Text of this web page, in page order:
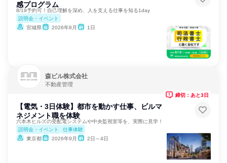
感プログラム
8/19予約可！自己理解を深め、人を支える仕事を知る1day
説明会・イベント
宮城県
2026年8月 1日
森ビル株式会社
不動産管理
【電気・3日体験】都市を動かす仕事、ビルマ
ネジメント職を体験
六本木ヒルズの受配電システムや中央監視室等を、実際に見学！
説明会・イベント
仕事体験
東京都
2026年9月 2日～4日
締切：あと3日